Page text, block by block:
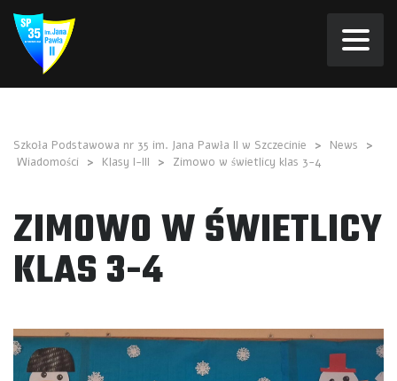
Szkoła Podstawowa nr 35 im. Jana Pawła II w Szczecinie > News
>
Wiadomości
> Klasy I-III > Zimowo w świetlicy klas 3-4
ZIMOWO W ŚWIETLICY
KLAS 3-4